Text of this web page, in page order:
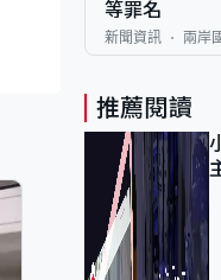
等罪名
新聞資訊 兩岸
推薦閱讀